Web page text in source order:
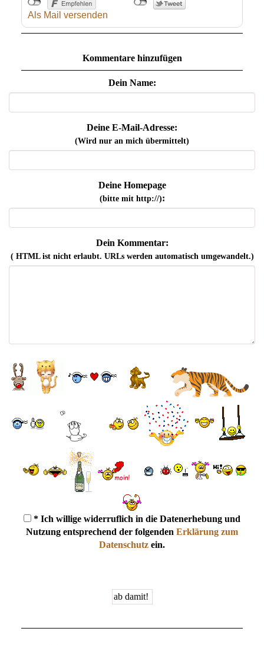
Als Mail versenden
Kommentare hinzufügen
Dein Name:
Deine E-Mail-Adresse:
(Wird nur an mich übermittelt)
Deine Homepage
(bitte mit http://):
Dein Kommentar:
( HTML ist nichterlaubt. URLs werden automatisch umgewandelt.)
* Ich willige widerruflich in die Datenerhebung und
Nutzung entsprechend der folgenden Erklärung zum
Datenschutz ein.